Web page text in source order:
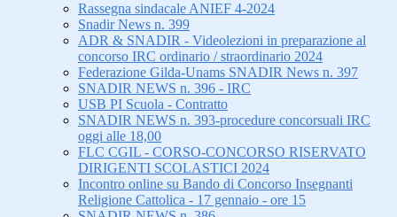
Rassegna sindacale ANIEF 4-2024
Snadir News n. 399
ADR & SNADIR - Videolezioni in preparazione al
concorso IRC ordinario / straordinario 2024
Federazione Gilda-Unams SNADIR News n. 397
SNADIR NEWS n. 396 - IRC
USB PI Scuola - Contratto
SNADIR NEWS n. 393-procedure concorsuali IRC
oggi alle 18,00
FLC CGIL - CORSO-CONCORSO RISERVATO
DIRIGENTI SCOLASTICI 2024
Incontro online su Bando di Concorso Insegnanti
Religione Cattolica - 17 gennaio - ore 15